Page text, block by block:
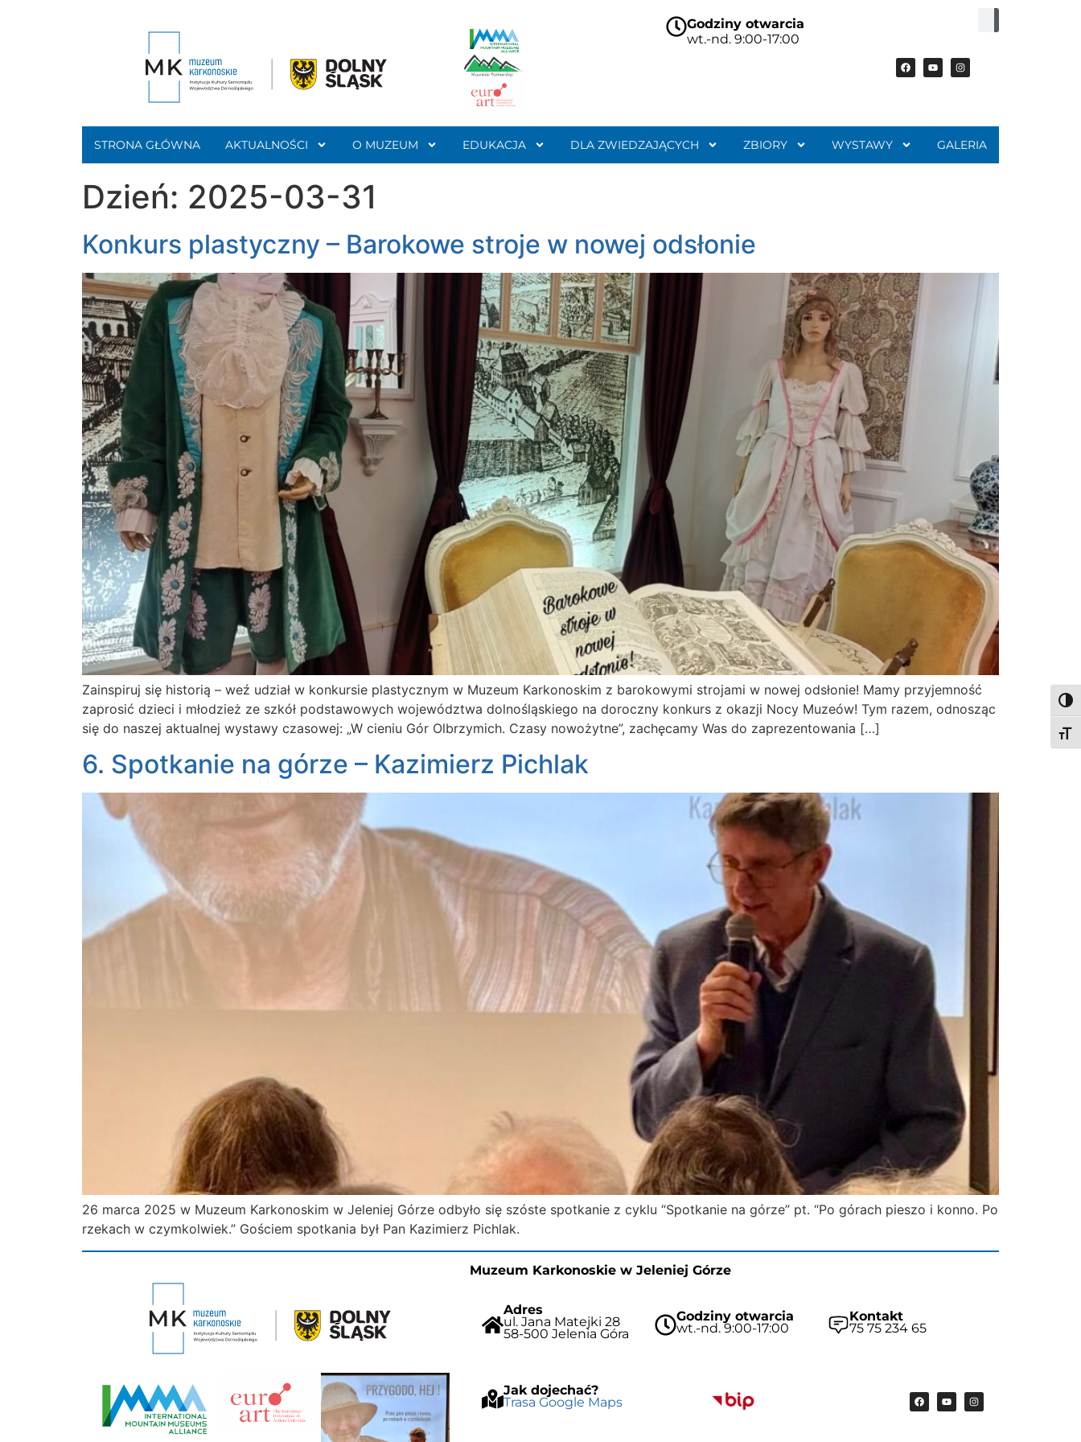
Godziny otwarcia
wt.-nd. 9:00-17:00
STRONA GŁÓWNA AKTUALNOŚCI O MUZEUM EDUKACJA DLA ZWIEDZAJĄCYCH ZBIORY WYSTAWY GALERIA
Dzień: 2025-03-31
Konkurs plastyczny – Barokowe stroje w nowej odsłonie
Zainspiruj się historią – weź udział w konkursie plastycznym w Muzeum Karkonoskim z barokowymi strojami w nowej odsłonie! Mamy przyjemność
zaprosić dzieci i młodzież ze szkół podstawowych województwa dolnośląskiego na doroczny konkurs z okazji Nocy Muzeów! Tym razem, odnosząc
się do naszej aktualnej wystawy czasowej: „W cieniu Gór Olbrzymich. Czasy nowożytne”, zachęcamy Was do zaprezentowania […]
6. Spotkanie na górze – Kazimierz Pichlak
26 marca 2025 w Muzeum Karkonoskim w Jeleniej Górze odbyło się szóste spotkanie z cyklu “Spotkanie na górze” pt. “Po górach pieszo i konno. Po
rzekach w czymkolwiek.” Gościem spotkania był Pan Kazimierz Pichlak.
Muzeum Karkonoskie w Jeleniej Górze
Adres
ul. Jana Matejki 28
58-500 Jelenia Góra
Godziny otwarcia
wt.-nd. 9:00-17:00
Kontakt
75 75 234 65
Jak dojechać?
Trasa Google Maps